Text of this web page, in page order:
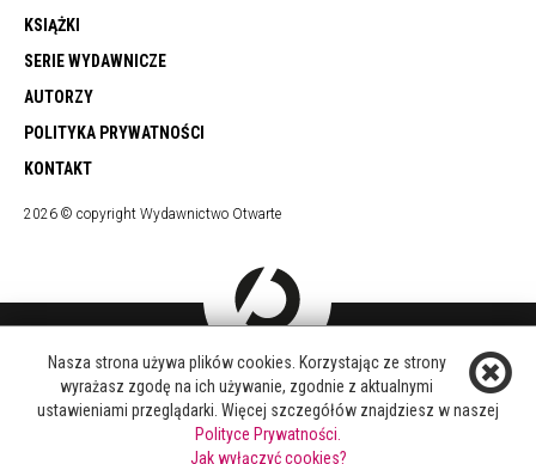
KSIĄŻKI
SERIE WYDAWNICZE
AUTORZY
POLITYKA PRYWATNOŚCI
KONTAKT
2026 © copyright Wydawnictwo Otwarte
DOŁĄCZ DO NAS
FACEBOOK
TWITTER
Nasza strona używa plików cookies. Korzystając ze strony
wyrażasz zgodę na ich używanie, zgodnie z aktualnymi
ustawieniami przeglądarki. Więcej szczegółów znajdziesz w naszej
Polityce Prywatności.
Jak wyłączyć cookies?